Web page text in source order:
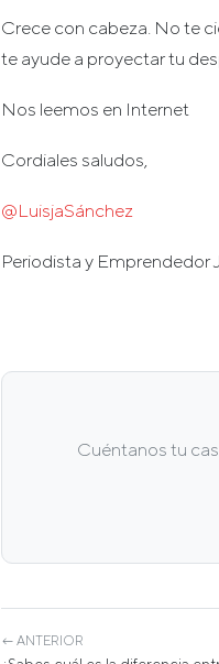
Crece con cabeza. No te
te ayude a proyectar tu
Nos leemos en Internet
Cordiales saludos,
@LuisjaSánchez
Periodista y Emprendedor
Cuéntanos tu
← ANTERIOR